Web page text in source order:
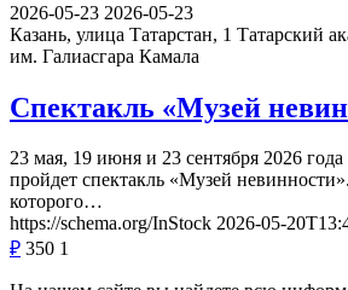
2026-05-23 2026-05-23
Казань, улица Татарстан, 1 Татарский
им. Галиасгара Камала
Спектакль «Музей
23 мая, 19 июня и 23 сентября 2026
пройдет спектакль «Музей
которого…
https://schema.org/InStock 2026-05-
₽ 350 1